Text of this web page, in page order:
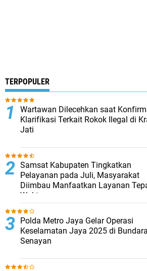
TERPOPULER
Wartawan Dilecehkan saat
Klarifikasi Terkait Rokok Ilegal di
Jati
Samsat Kabupaten Tingkatkan
Pelayanan pada Juli, Masyarakat
Diimbau Manfaatkan Layanan
Waktu
Polda Metro Jaya Gelar Operasi
Keselamatan Jaya 2025 di
Senayan